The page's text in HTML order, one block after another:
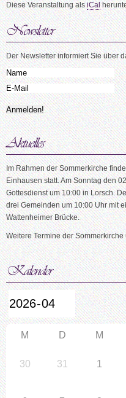
Diese Veranstaltung alsiCal
Der Newsletter informiert Sie über
Im Rahmen der Sommerkirche
Einhausen statt. Am Sonntag den
Gottesdienst um 10:00 in Lorsch.
drei Gemeinden um 10:00 Uhr mit
Wattenheimer Brücke.
Weitere Termine der Sommerkirche
M D M
30 31 1